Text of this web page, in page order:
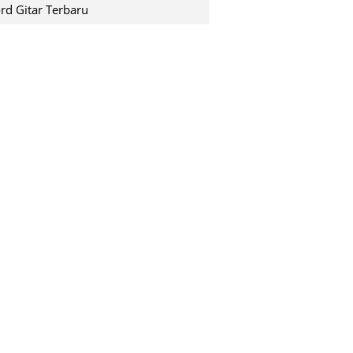
shuting down pada saat k...
Gitar Terbaru